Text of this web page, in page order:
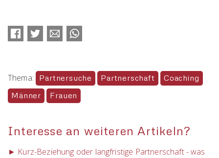
FacebookTwitterE-mail
Thema: Partnersuche Partnerschaft
Coaching
Männer
Frauen
Interesse an weiteren Artikeln?
► Kurz-Beziehung oder langfristige Partnerschaft - was